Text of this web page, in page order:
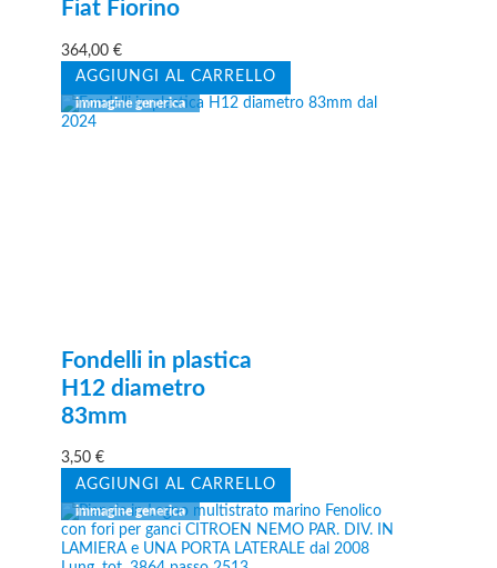
Fiat Fiorino
364,00€
AGGIUNGI AL CARRELLO
Fondelli in plastica
H12 diametro
83mm
3,50€
AGGIUNGI AL CARRELLO